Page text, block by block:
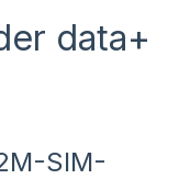
data+
SIM-